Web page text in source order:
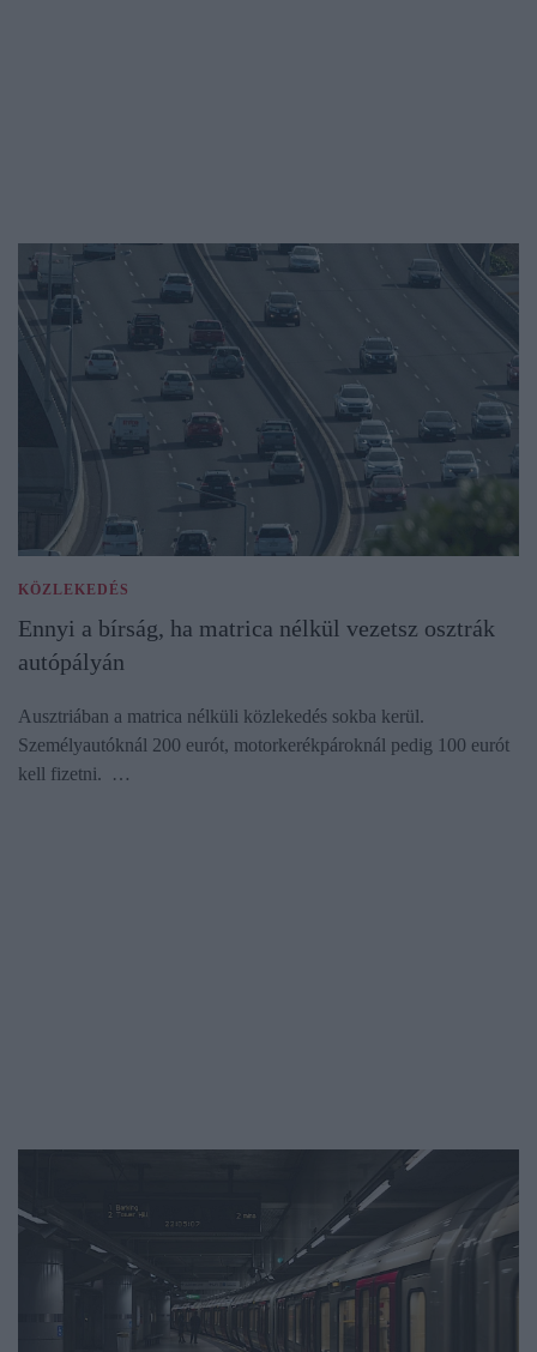
KÖZLEKEDÉS
Ennyi a bírság, ha matrica nélkül vezetsz osztrák
autópályán
Ausztriában a matrica nélküli közlekedés sokba kerül.
Személyautóknál 200 eurót, motorkerékpároknál pedig 100 eurót
kell fizetni. …